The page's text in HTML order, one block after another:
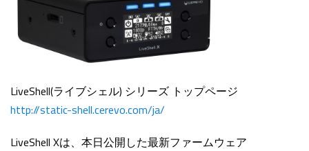
LiveShell(ライブシェル) シリーズ トップページ
http://static-shell.cerevo.com/ja/
LiveShell Xは、本日公開した最新ファームウェア